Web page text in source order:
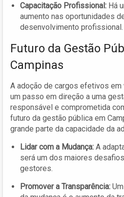
Capacitação Profissional: Há
aumento nas oportunidades
desenvolvimento profissional.
Futuro da Gestão
Campinas
A adoção de cargos efetivos
um passo em direção a uma
responsável e comprometida
futuro da gestão pública em
grande parte da capacidade da
Lidar com a Mudança: A
será um dos maiores
gestores.
Promover a Transparência: